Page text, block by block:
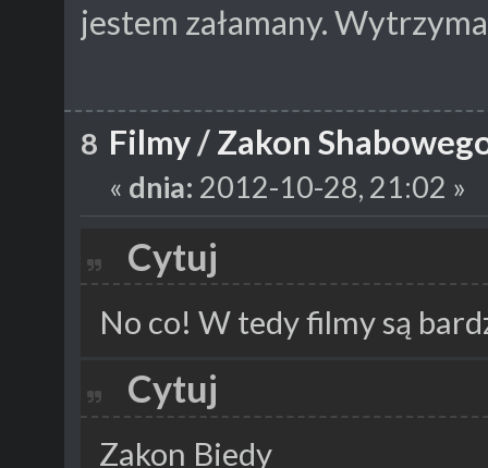
jestem załamany.
8 Filmy/Zakon
« dnia: 2012-10-28, 21:02 »
Cytuj
No co! W tedy filmy są
Cytuj
Zakon Biedy